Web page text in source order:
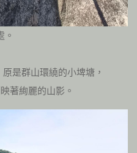
。
是群山環繞的小埤塘，
著絢麗的山影。